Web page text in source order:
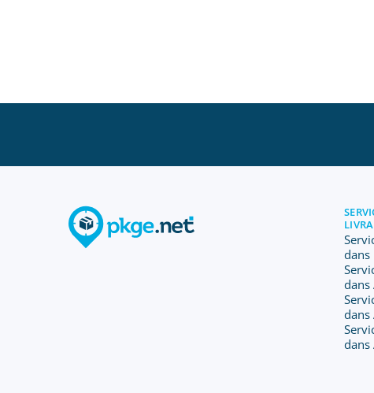
dans
dans
dans
dans